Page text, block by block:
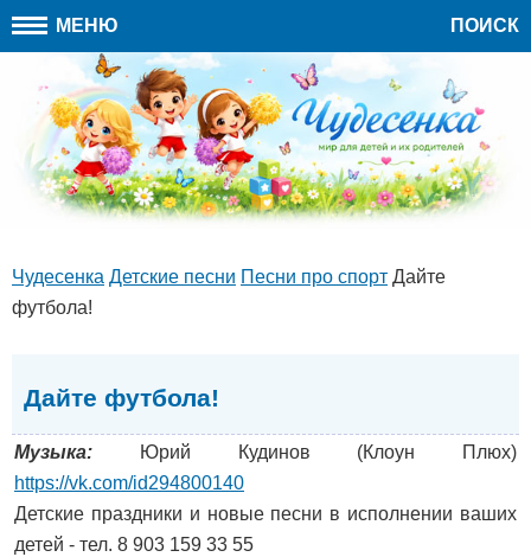
МЕНЮ ПОИСК
Чудесенка Детские песни Песни про спорт Дайте
футбола!
Дайте футбола!
Музыка: Юрий Кудинов (Клоун Плюх)
https://vk.com/id294800140
Детские праздники и новые песни в исполнении ваших
детей - тел. 8 903 159 33 55